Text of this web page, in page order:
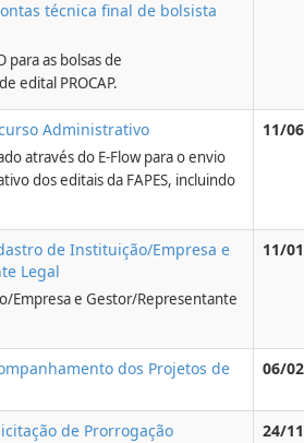
técnica final de bolsista
para as bolsas de
edital PROCAP.
Administrativo
através do E-Flow para o envio
dos editais da FAPES, incluindo
11/
de Instituição/Empresa e
Legal
Empresa e Gestor/Representante
11/
dos Projetos de
06/
de Prorrogação 24/